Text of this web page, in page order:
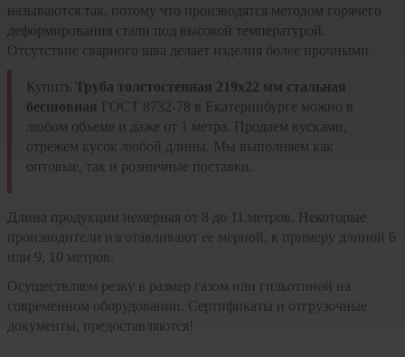
называются так, потому что производятся методом горячего
деформирования стали под высокой температурой.
Отсутствие сварного шва делает изделия более прочными.
Купить Труба толстостенная 219х22 мм стальная
бесшовная ГОСТ 8732-78 в Екатеринбурге можно в
любом объеме и даже от 1 метра. Продаем кусками,
отрежем кусок любой длины. Мы выполняем как
оптовые, так и розничные поставки.
Длина продукции немерная от 8 до 11 метров. Некоторые
производители изготавливают ее мерной, к примеру длиной 6
или 9, 10 метров.
Осуществляем резку в размер газом или гильотиной на
современном оборудовании. Сертификаты и отгрузочные
документы, предоставляются!